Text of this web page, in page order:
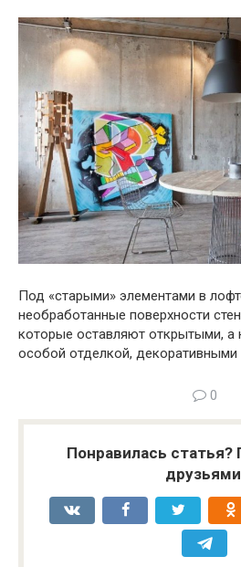
Под «старыми» элементами в
необработанные поверхности
которые оставляют открытыми, а
особой отделкой, декоративными
0
Понравилась статья?